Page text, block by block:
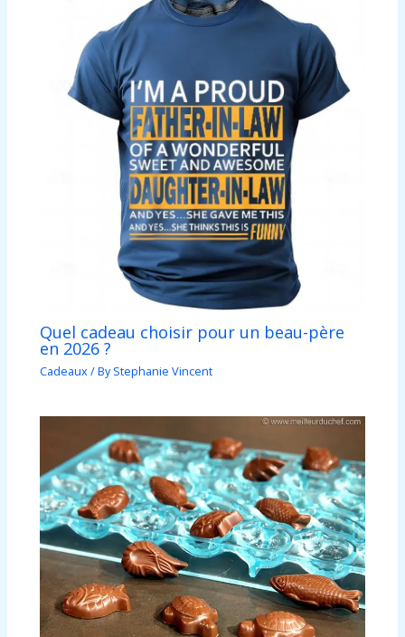
Quel cadeau choisir pour un beau-père
en 2026 ?
Cadeaux/ ByStephanie Vincent